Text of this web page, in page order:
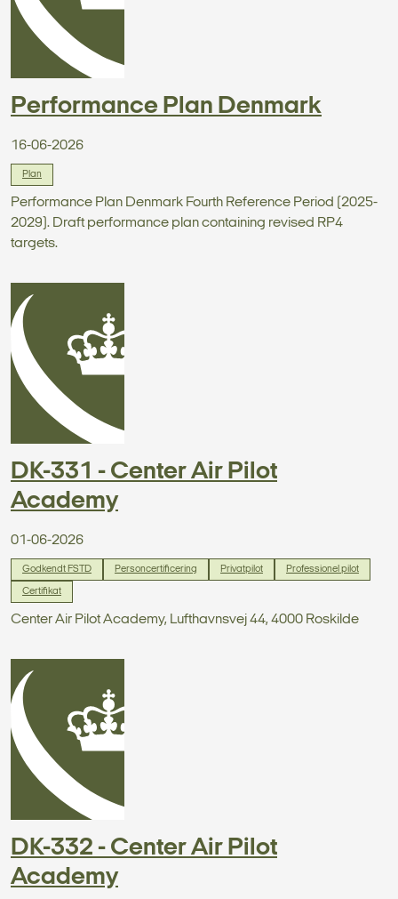
Performance Plan Denmark
16-06-2026
Plan
Performance Plan Denmark Fourth Reference Period (2025-
2029). Draft performance plan containing revised RP4
targets.
DK-331 - Center Air Pilot
Academy
01-06-2026
Godkendt FSTD Personcertificering Privatpilot Professionel pilot
Certifikat
Center Air Pilot Academy, Lufthavnsvej 44, 4000 Roskilde
DK-332 - Center Air Pilot
Academy